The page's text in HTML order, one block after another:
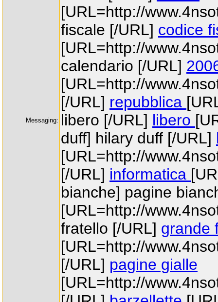
Messaging:
[URL=http://
fiscale [/URL] codice
[URL=http://
calendario [/URL]
[URL=http://
[/URL] repubblica
libero [/URL] libero
duff] hilary duff [/URL]
[URL=http://
[/URL] informatica
bianche] pagine
[URL=http://
fratello [/URL] grande
[URL=http://
[/URL] pagine gialle
[URL=http://